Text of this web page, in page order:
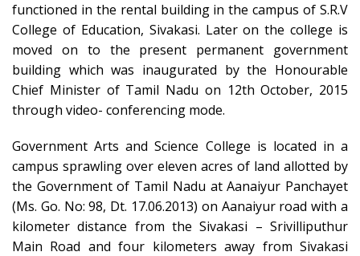
functioned in the rental building in the campus of S.R.V
College of Education, Sivakasi. Later on the college is
moved on to the present permanent government
building which was inaugurated by the Honourable
Chief Minister of Tamil Nadu on 12th October, 2015
through video- conferencing mode.
Government Arts and Science College is located in a
campus sprawling over eleven acres of land allotted by
the Government of Tamil Nadu at Aanaiyur Panchayet
(Ms. Go. No: 98, Dt. 17.06.2013) on Aanaiyur road with a
kilometer distance from the Sivakasi – Srivilliputhur
Main Road and four kilometers away from Sivakasi